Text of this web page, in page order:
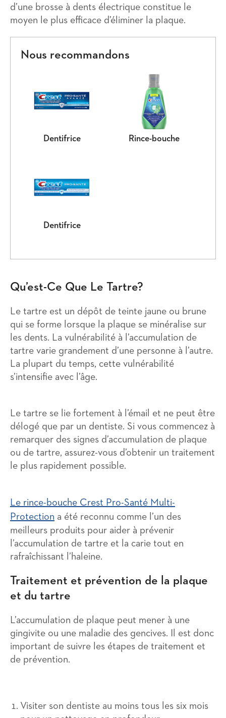
d’une brosse à dents électrique constitue le
moyen le plus efficace d’éliminer la plaque.
Nous recommandons
Dentifrice Rince-bouche
Dentifrice
Qu’est-Ce Que Le Tartre?
Le tartre est un dépôt de teinte jaune ou brune
qui se forme lorsque la plaque se minéralise sur
les dents. La vulnérabilité à l’accumulation de
tartre varie grandement d’une personne à l’autre.
La plupart du temps, cette vulnérabilité
s’intensifie avec l’âge.
Le tartre se lie fortement à l’émail et ne peut être
délogé que par un dentiste. Si vous commencez à
remarquer des signes d’accumulation de plaque
ou de tartre, assurez-vous d’obtenir un traitement
le plus rapidement possible.
Le rince-bouche Crest Pro-Santé Multi-
Protection a été reconnu comme l’un des
meilleurs produits pour aider à prévenir
l’accumulation de tartre et la carie tout en
rafraîchissant l’haleine.
Traitement et prévention de la plaque
et du tartre
L’accumulation de plaque peut mener à une
gingivite ou une maladie des gencives. Il est donc
important de suivre les étapes de traitement et
de prévention.
Visiter son dentiste au moins tous les six mois